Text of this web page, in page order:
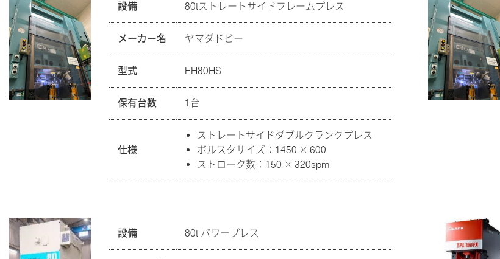
設備 80tストレートサイドフレームプレス
メーカー名 ヤマダドビー
型式 EH80HS
保有台数 1台
仕様
ストレートサイドダブルクランクプレス
ボルスタサイズ：1450 × 600
ストローク数：150 × 320spm
設備 80t パワープレス